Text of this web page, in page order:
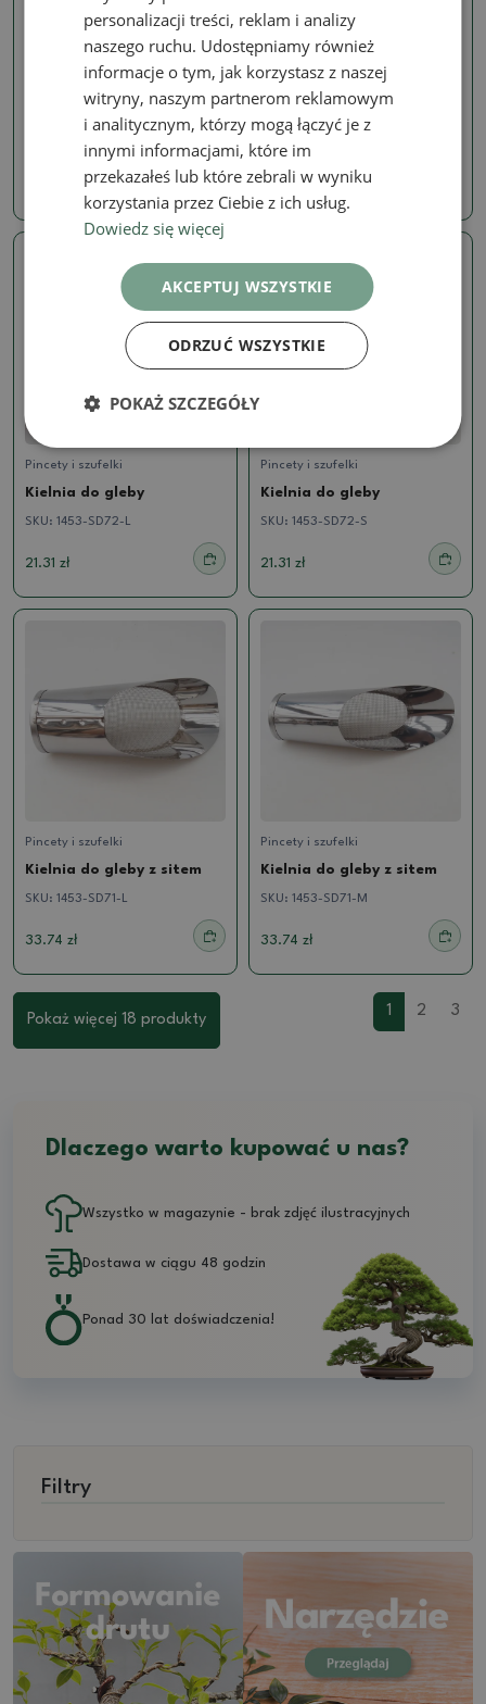
Filtry
Szlifierka narzędziowa
drobno-zgrubna
1453-SD62
Pincety i szufelki
Kielnia do gleby
SKU:1453-SD72-M
21.31 zł
Pincety i szufelki
Kielnia do gleby
SKU: 1453-SD72-L
21.31 zł
Pincety i szufelki
Kielnia do gleby
SKU: 1453-SD72-S
21.31 zł
Pincety i szufelki
Kielnia do gleby z sitem
SKU: 1453-SD71-L
33.74 zł
Pincety i szufelki
Kielnia do gleby z sitem
SKU: 1453-SD71-M
33.74 zł
Pokaż więcej 18 produkty
1 2 3
Dlaczego warto kupować u nas?
Wszystko w magazynie - brak zdjęć ilustracyjnych
Dostawa w ciągu 48 godzin
Ponad 30 lat doświadczenia!
personalizacji treści, reklam i analizy
naszego ruchu. Udostępniamy również
informacje o tym, jak korzystasz z naszej
witryny, naszym partnerom reklamowym
i analitycznym, którzy mogą łączyć je z
innymi informacjami, które im
przekazałeś lub które zebrali w wyniku
korzystania przez Ciebie z ich usług.
Dowiedz się więcej
AKCEPTUJ WSZYSTKIE
ODRZUĆ WSZYSTKIE
POKAŻ SZCZEGÓŁY